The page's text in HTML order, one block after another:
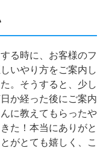
る時に、お客様のフ
いやり方をご案内し
。そうすると、少し
か経った後にご案内
に教えてもらったや
た！本当にありがと
がとても嬉しく、こ